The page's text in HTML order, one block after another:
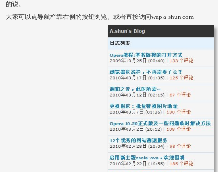
的说。
大家可以点导航栏靠右侧的按钮浏览。或者直接访问wap.a-shun.com